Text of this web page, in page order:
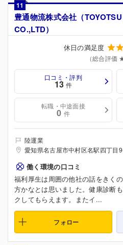
11
豊通物流株式会社（
CO.,LTD）
休日の満足度
（総合評価
口コミ・評判
13 件
転職・中途面接
0 件
陸運業
愛知県名古屋市中村区名駅四丁目
働く環境の口コミ
福利厚生は周囲の他社の話をきく
方かなとは思いました。健康診断
クしてもらえます。またイ...
フォロー